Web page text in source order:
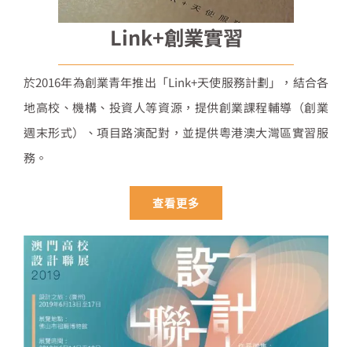
Link+創業實習
於2016年為創業青年推出「Link+天使服務計劃」，結合各
地高校、機構、投資人等資源，提供創業課程輔導（創業
週末形式）、項目路演配對，並提供粵港澳大灣區實習服
務。
查看更多